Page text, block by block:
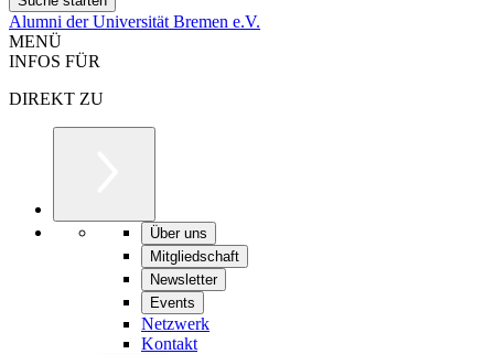
Alumni der Universität Bremen e.V.
MENÜ
INFOS FÜR
DIREKT ZU
Über uns
Mitgliedschaft
Newsletter
Events
Netzwerk
Kontakt